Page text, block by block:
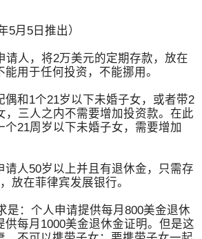
月5日推出）
人，将2万美元的定期存款，放在
用于任何投资，不能挪用。
和1个21岁以下未婚子女，或者带2
，三人之内不需要增加投资款。在此
个21周岁以下未婚子女，需要增加
人50岁以上并且有退休金，只需存
放在菲律宾发展银行。
：个人申请提供每月800美金退休
供每月1000美金退休金证明。但是这